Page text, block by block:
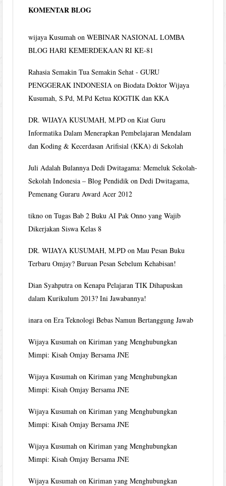
KOMENTAR BLOG
wijaya Kusumah onWEBINAR NASIONAL LOMBA
BLOG HARI KEMERDEKAAN RI KE-81
Rahasia Semakin Tua Semakin Sehat - GURU
PENGGERAK INDONESIA onBiodata Doktor Wijaya
Kusumah, S.Pd, M.Pd Ketua KOGTIK dan KKA
DR. WIJAYA KUSUMAH, M.PD onKiat Guru
Informatika Dalam Menerapkan Pembelajaran Mendalam
dan Koding & Kecerdasan Arifisial (KKA) di Sekolah
Juli Adalah Bulannya Dedi Dwitagama: Memeluk Sekolah-
Sekolah Indonesia – Blog Pendidik onDedi Dwitagama,
Pemenang Guraru Award Acer 2012
tikno onTugas Bab 2 Buku AI Pak Onno yang Wajib
Dikerjakan Siswa Kelas 8
DR. WIJAYA KUSUMAH, M.PD onMau Pesan Buku
Terbaru Omjay? Buruan Pesan Sebelum Kehabisan!
Dian Syahputra onKenapa Pelajaran TIK Dihapuskan
dalam Kurikulum 2013? Ini Jawabannya!
inara onEra Teknologi Bebas Namun Bertanggung Jawab
Wijaya Kusumah onKiriman yang Menghubungkan
Mimpi: Kisah Omjay Bersama JNE
Wijaya Kusumah onKiriman yang Menghubungkan
Mimpi: Kisah Omjay Bersama JNE
Wijaya Kusumah onKiriman yang Menghubungkan
Mimpi: Kisah Omjay Bersama JNE
Wijaya Kusumah onKiriman yang Menghubungkan
Mimpi: Kisah Omjay Bersama JNE
Wijaya Kusumah onKiriman yang Menghubungkan